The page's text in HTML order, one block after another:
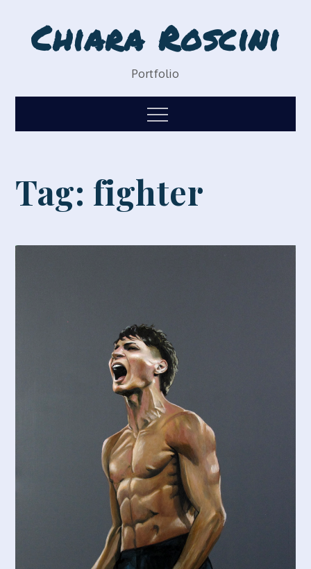
contentChiara Roscini
Portfolio
Menu
Tag: fighter